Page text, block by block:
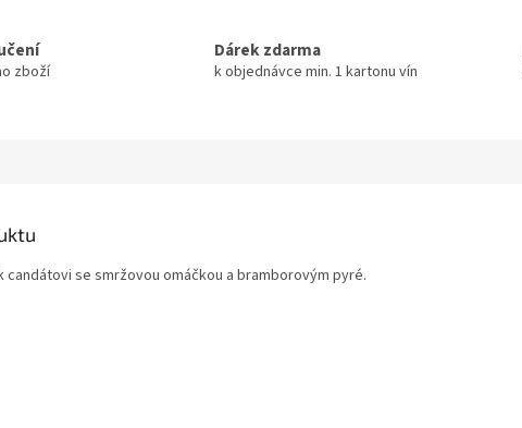
zboží
Dárek zdarma
k objednávce min. 1 kartonu vín
candátovi se smržovou omáčkou a bramborovým pyré.